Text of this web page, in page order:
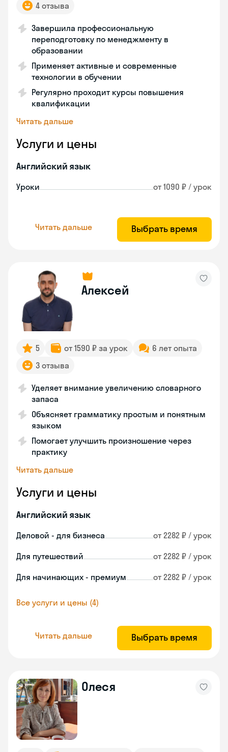
4 отзыва
Завершила профессиональную
переподготовку по менеджменту в
образовании
Применяет активные и современные
технологии в обучении
Регулярно проходит курсы повышения
квалификации
Читать дальше
Услуги и цены
Английский язык
Уроки от 1090 ₽ / урок
Читать дальше Выбрать время
Алексей
5 от 1590 ₽ за урок
6 лет опыта
3 отзыва
Уделяет внимание увеличению словарного
запаса
Объясняет грамматику простым и понятным
языком
Помогает улучшить произношение через
практику
Читать дальше
Услуги и цены
Английский язык
Деловой - для бизнеса от 2282 ₽ / урок
Для путешествий от 2282 ₽ / урок
Для начинающих - премиум от 2282 ₽ / урок
Все услуги и цены (4)
Читать дальше Выбрать время
Олеся